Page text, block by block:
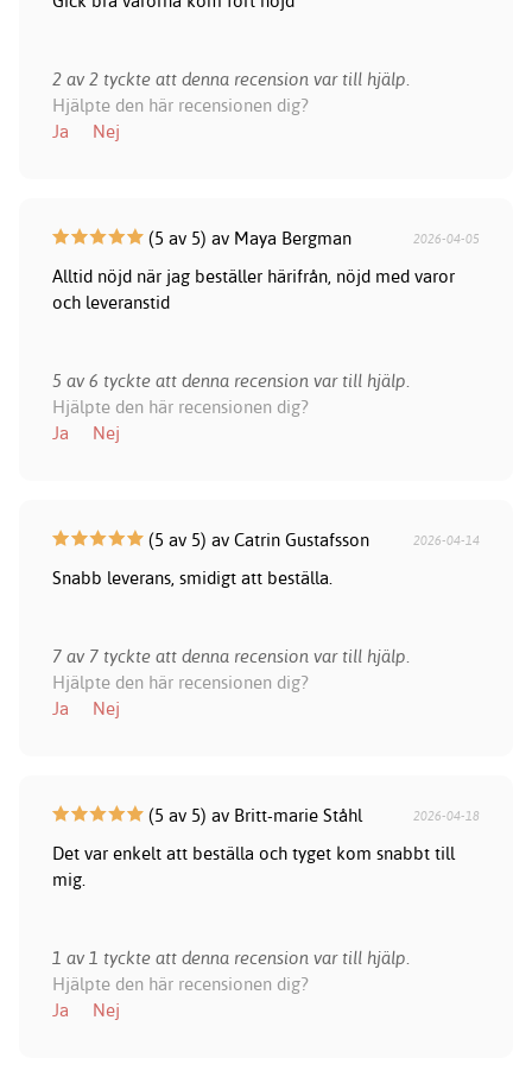
2 av 2 tyckte att denna recension var till hjälp.
Hjälpte den här recensionen dig?
Ja
Nej
(5 av 5) av Maya Bergman 2026-04-05
Alltid nöjd när jag beställer härifrån, nöjd med varor
och leveranstid
5 av 6 tyckte att denna recension var till hjälp.
Hjälpte den här recensionen dig?
Ja
Nej
(5 av 5) av Catrin Gustafsson 2026-04-14
Snabb leverans, smidigt att beställa.
7 av 7 tyckte att denna recension var till hjälp.
Hjälpte den här recensionen dig?
Ja
Nej
(5 av 5) av Britt-marie Ståhl 2026-04-18
Det var enkelt att beställa och tyget kom snabbt till
mig.
1 av 1 tyckte att denna recension var till hjälp.
Hjälpte den här recensionen dig?
Ja
Nej